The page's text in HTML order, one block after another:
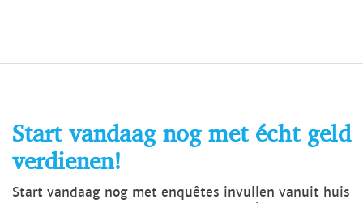
Start vandaag nog met écht geld
verdienen!
Start vandaag nog met enquêtes invullen vanuit huis